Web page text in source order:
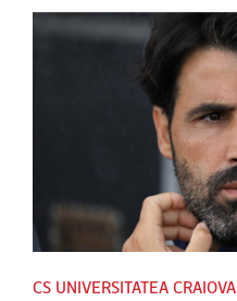
CS UNIVERSITATEA CRAIOVA